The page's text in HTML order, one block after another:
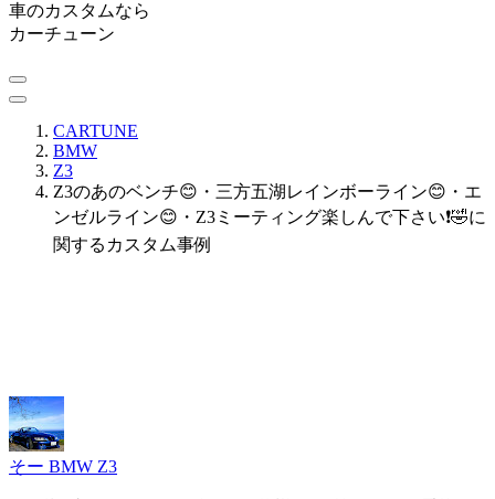
車のカスタムなら
カーチューン
CARTUNE
BMW
Z3
Z3のあのベンチ😊・三方五湖レインボーライン😊・エ
ンゼルライン😊・Z3ミーティング楽しんで下さい❗️🤣に
関するカスタム事例
そー BMW Z3